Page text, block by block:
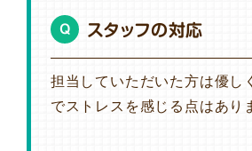
Q スタッフの対応
担当していただいた方は優し
でストレスを感じる点はあり